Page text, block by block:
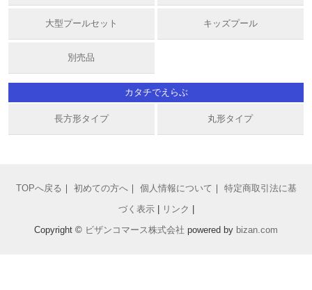
大型プールセット キッズプール
別売品
カタチでえらぶ
長方形タイプ 丸形タイプ
TOPへ戻る ｜ 初めての方へ｜ 個人情報について ｜ 特定商取引法に基
づく表示| リンク
Copyright © ビザンコマース株式会社 powered by bizan.com